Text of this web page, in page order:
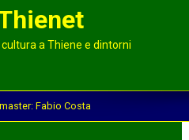
a Thiene e dintorni
Fabio Costa